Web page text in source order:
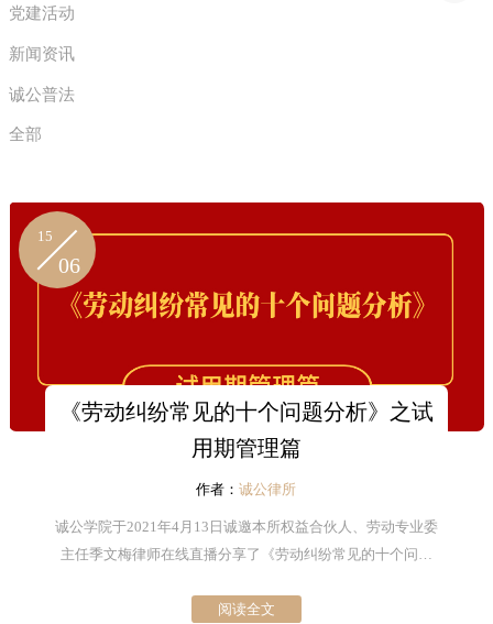
党建活动
新闻资讯
诚公普法
全部
15
06
《劳动纠纷常见的十个问题分析》之试
用期管理篇
作者：诚公律所
诚公学院于2021年4月13日诚邀本所权益合伙人、劳动专业委
主任季文梅律师在线直播分享了《劳动纠纷常见的十个问题
趣，诚公学院现根据课程内容分篇汇总分享给大家。
阅读全文